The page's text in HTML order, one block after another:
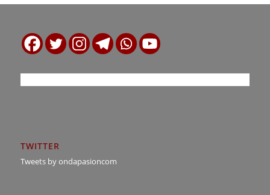
TWITTER
Tweets by ondapasioncom